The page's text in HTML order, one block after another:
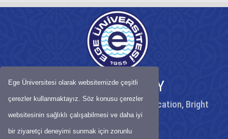
Ege Üniversitesi olarak websitemizde çeşitli
çerezler kullanmaktayız. Söz konusu çerezler
websitesinin sağlıklı çalışabilmesi ve daha iyi
bir ziyaretçi deneyimi sunmak için zorunlu
EGE UNIVERSITY
Peaceful University, High Quality Education, Bright
Future